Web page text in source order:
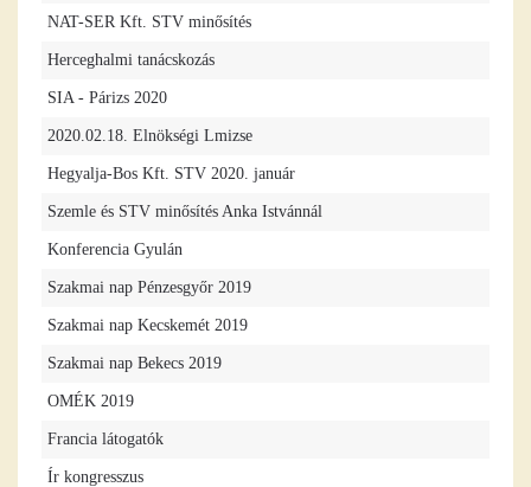
NAT-SER Kft. STV minősítés
Herceghalmi tanácskozás
SIA - Párizs 2020
2020.02.18. Elnökségi Lmizse
Hegyalja-Bos Kft. STV 2020. január
Szemle és STV minősítés Anka Istvánnál
Konferencia Gyulán
Szakmai nap Pénzesgyőr 2019
Szakmai nap Kecskemét 2019
Szakmai nap Bekecs 2019
OMÉK 2019
Francia látogatók
Ír kongresszus